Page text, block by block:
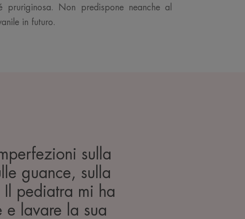
pruriginosa. Non predispone neanche al
in futuro.
sulla
guance, sulla
pediatra mi ha
e lavare la sua